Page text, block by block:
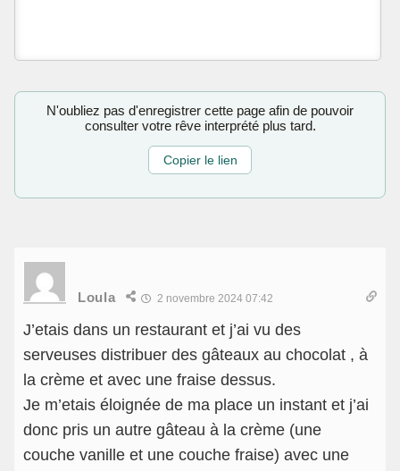
N'oubliez pas d'enregistrer cette page afin de pouvoir
consulter votre rêve interprété plus tard.
Copier le lien
Loula 2 novembre 2024 07:42
J’etais dans un restaurant et j’ai vu des
serveuses distribuer des gâteaux au chocolat , à
la crème et avec une fraise dessus.
Je m’etais éloignée de ma place un instant et j’ai
donc pris un autre gâteau à la crème (une
couche vanille et une couche fraise) avec une